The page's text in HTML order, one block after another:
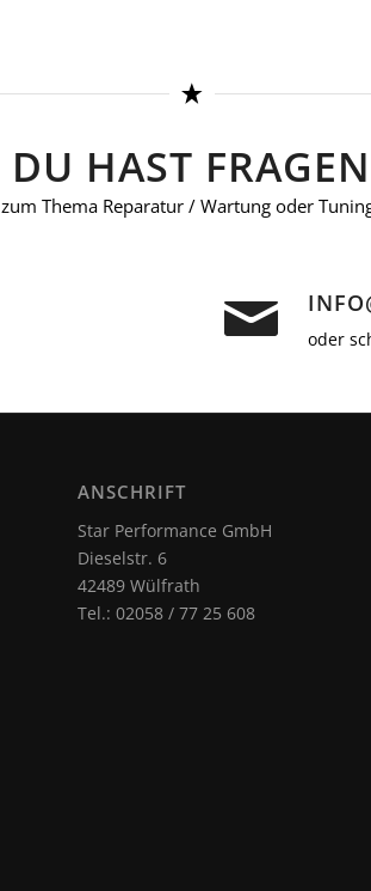
DU HAST FRAGEN
zum Thema Reparatur / Wartung oder
oder
ANSCHRIFT
Star Performance GmbH
Dieselstr. 6
42489 Wülfrath
Tel.: 02058 / 77 25 608